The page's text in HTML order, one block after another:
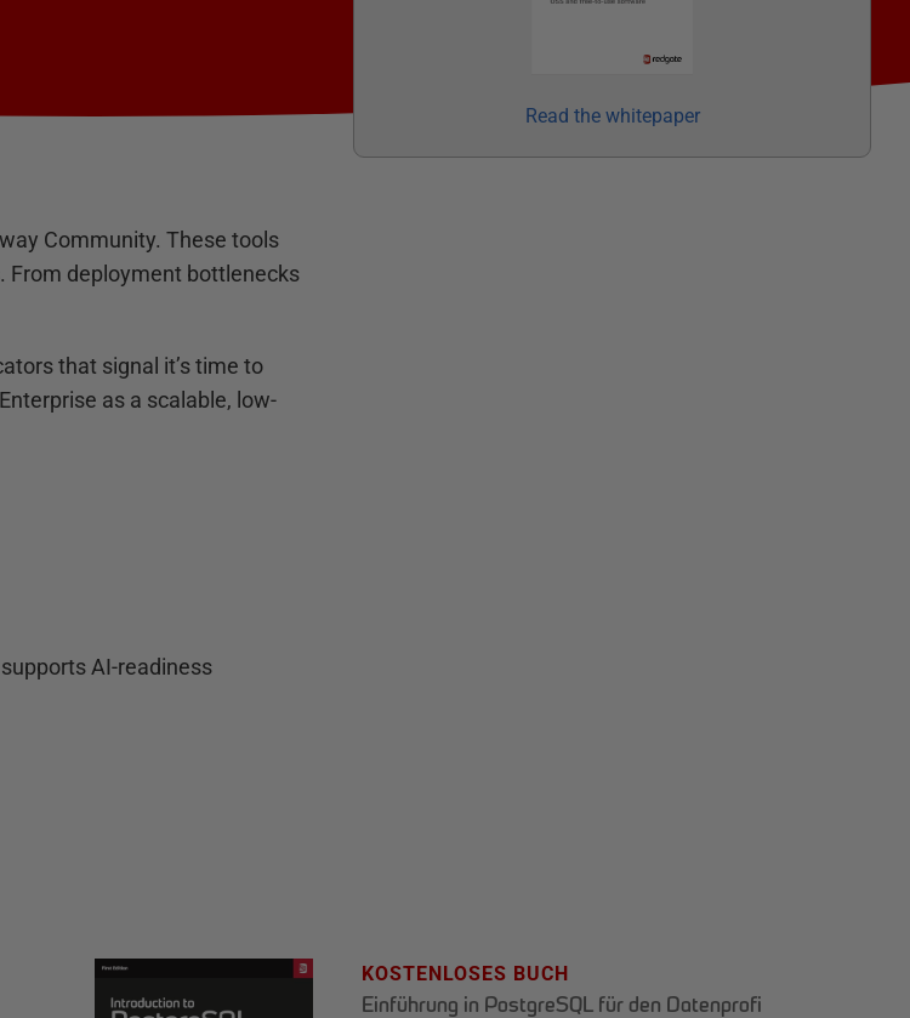
Community. These tools
From deployment bottlenecks
that signal it’s time to
as a scalable, low-
AI-readiness
Read the whitepaper
KOSTENLOSES BUCH
Einführung in PostgreSQL für den Datenprofi